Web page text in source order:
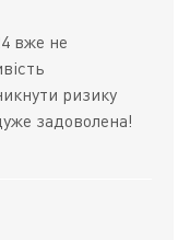
вже не
ризику
задоволена!